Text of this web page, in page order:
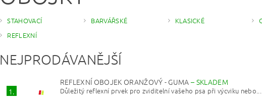
STAHOVACÍ BARVÁŘSKÉ KLASICKÉ
REFLEXNÍ
NEJPRODÁVANĚJŠÍ
1.
REFLEXNÍ OBOJEK ORANŽOVÝ - GUMA– SKLADEM
Důležitý reflexní prvek pro zviditelní vašeho psa při výcviku nebo...